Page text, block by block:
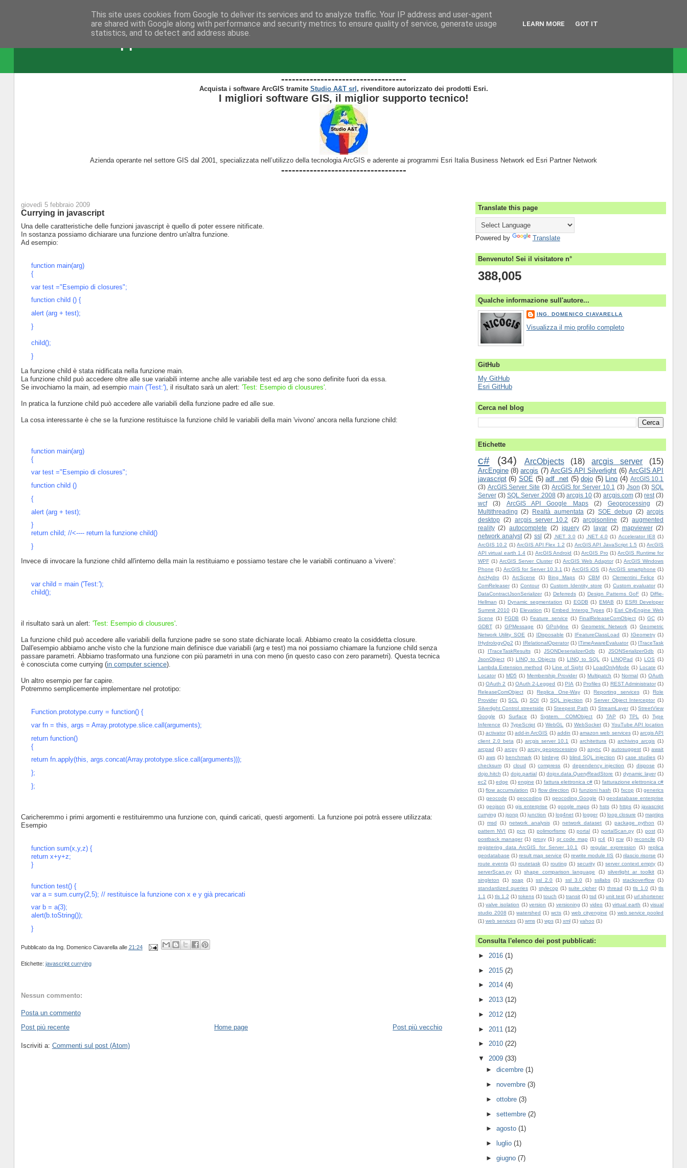
-----------------------------------
Acquista i software ArcGIS tramite Studio A&T srl, rivenditore autorizzato dei prodotti Esri.
I migliori software GIS, il miglior supporto tecnico!
Azienda operante nel settore GIS dal 2001, specializzata nell’utilizzo della tecnologia ArcGIS e aderente ai programmi Esri Italia Business Network ed Esri Partner Network
-----------------------------------
giovedì 5 febbraio 2009
Currying in javascript
Una delle caratteristiche delle funzioni javascript è quello di poter essere nitificate.
In sostanza possiamo dichiarare una funzione dentro un'altra funzione.
Ad esempio:
function main(arg)
{
var test ="Esempio di closures";
function child () {
alert (arg + test);
}
child();
}
La funzione child è stata nidificata nella funzione main.
La funzione child può accedere oltre alle sue variabili interne anche alle variabile test ed arg che sono definite fuori da essa.
Se invochiamo la main, ad esempio main ('Test:'), il risultato sarà un alert: 'Test: Esempio di clousures'.
In pratica la funzione child può accedere alle variabili della funzione padre ed alle sue.
La cosa interessante è che se la funzione restituisce la funzione child le variabili della main 'vivono' ancora nella funzione child:
function main(arg)
{
var test ="Esempio di closures";
function child ()
{
alert (arg + test);
}
return child; //<---- return la funzione child()
}
Invece di invocare la funzione child all'interno della main la restituiamo e possiamo testare che le variabili continuano a 'vivere':
var child = main ('Test:');
child();
il risultato sarà un alert: 'Test: Esempio di clousures'.
La funzione child può accedere alle variabili della funzione padre se sono state dichiarate locali. Abbiamo creato la cosiddetta closure.
Dall'esempio abbiamo anche visto che la funzione main definisce due variabili (arg e test) ma noi possiamo chiamare la funzione child senza
passare parametri. Abbiamo trasformato una funzione con più parametri in una con meno (in questo caso con zero parametri). Questa tecnica
è conosciuta come currying (in computer science).
Un altro esempio per far capire.
Potremmo semplicemente implementare nel prototipo:
Function.prototype.curry = function() {
var fn = this, args = Array.prototype.slice.call(arguments);
return function()
{
return fn.apply(this, args.concat(Array.prototype.slice.call(arguments)));
};
};
Caricheremmo i primi argomenti e restituiremmo una funzione con, quindi caricati, questi argomenti. La funzione poi potrà essere utilizzata:
Esempio
function sum(x,y,z) {
return x+y+z;
}
function test() {
var a = sum.curry(2,5); // restituisce la funzione con x e y già precaricati
var b = a(3);
alert(b.toString());
}
Pubblicato da Ing. Domenico Ciavarella alle 21:24
Etichette: javascript currying
Nessun commento:
Posta un commento
Post più recente
Post più vecchio
Home page
Iscriviti a: Commenti sul post (Atom)
Translate this page
Powered by Translate
Benvenuto! Sei il visitatore n°
388,005
Qualche informazione sull'autore...
ING. DOMENICO CIAVARELLA
Visualizza il mio profilo completo
GitHub
My GitHub
Esri GitHub
Cerca nel blog
Etichette
c# (34) ArcObjects (18) arcgis server (15)
ArcEngine (8) arcgis (7) ArcGIS API Silverlight (6) ArcGIS API
javascript (6) SOE (5) adf .net (5) dojo (5) Linq (4) ArcGIS 10.1
(3) ArcGIS Server Site (3) ArcGIS for Server 10.1 (3) Json (3) SQL
Server (3) SQL Server 2008 (3) arcgis 10 (3) arcgis.com (3) rest (3)
wcf
(3) ArcGIS API Google Maps (2) Geoprocessing
(2)
Multithreading (2) Realtà aumentata (2) SOE debug (2) arcgis
desktop (2) arcgis server 10.2 (2) arcgisonline (2) augmented
reality (2) autocomplete (2) jquery (2) layar (2) mapviewer (2)
network analyst (2) ssl (2) .NET 3.0 (1) .NET 4.0 (1) Accelerator IE8 (1)
ArcGIS 10.2 (1) ArcGIS API Flex 1.2 (1) ArcGIS API JavaScript 1.5 (1) ArcGIS
API virtual earth 1.4 (1) ArcGIS Android (1) ArcGIS Pro (1) ArcGIS Runtime for
WPF (1) ArcGIS Server Cluster (1) ArcGIS Web Adaptor (1) ArcGIS Windows
Phone (1) ArcGIS for Server 10.3.1 (1) ArcGIS iOS (1) ArcGIS smartphone (1)
ArcHydro
(1) ArcScene (1) Bing Maps (1) CBM (1) Clementini Felice
(1)
ComReleaser (1) Contour (1) Custom Identity store (1) Custom evaluator (1)
DataContractJsonSerializer (1) Deferreds (1) Design Patterns GoF (1) Diffie-
Hellman (1) Dynamic segmentation (1) EGDB (1) EMAB (1) ESRI Developer
Summit 2010 (1) Elevation (1) Embed Interop Types (1) Esri CityEngine Web
Scene (1) FGDB (1) Feature service (1) FinalReleaseComObject (1) GC (1)
GDBT (1) GPMessage (1) GPolyline (1) Geometric Network (1) Geometric
Network Utility SOE (1) IDisposable (1) IFeatureClassLoad (1) IGeometry (1)
IHydrologyOp2 (1) IRelationalOperator (1) ITimeAwareEvaluator (1) ITraceTask
(1)
ITraceTaskResults (1) JSONDeserializerGdb (1) JSONSerializerGdb
(1)
JsonObject (1) LINQ to Objects (1) LINQ to SQL (1) LINQPad (1) LOS (1)
Lambda Extension method (1) Line of Sight (1) LoadOnlyMode (1) Locate (1)
Locator (1) MD5 (1) Membership Provider (1) Multipatch (1) Normal (1) OAuth
(1) OAuth 2 (1) OAuth 2-Legged (1) PIA (1) Profiles (1) REST Administrator (1)
ReleaseComObject
(1) Replica One-Way (1) Reporting services (1)
Role
Provider (1) SCL (1) SOI (1) SQL injection (1) Server Object Interceptor (1)
Silverlight Control streetside (1) Steepest Path (1) StreamLayer (1) StreetView
Google
(1) Surface (1) System.__COMObject (1) TAP (1) TPL (1)
Type
Inference (1) TypeScript (1) WebGL (1) WebSocket (1) YouTube API location
(1) activator (1) add-in ArcGIS (1) addin (1) amazon web services (1) arcgis API
client 2.0 beta (1) arcgis server 10.1 (1) architettura (1) archiving arcgis (1)
arcpad (1) arcpy (1) arcpy geoprocessing (1) async (1) autosuggest (1) await
(1) aws (1) benchmark (1) birdeye (1) blind SQL injection (1) case studies (1)
checksum (1) cloud (1) compress (1) dependency injection (1) dispose (1)
dojo.hitch (1) dojo.partial (1) dojox.data.QueryReadStore (1) dynamic layer (1)
ec2 (1) edge (1) engine (1) fattura elettronica c# (1) fatturazione elettronica c#
(1) flow accumulation (1) flow direction (1) funzioni hash (1) fxcop (1) generics
(1) geocode (1) geocoding (1) geocoding Google (1) geodatabase enterprise
(1) geojson (1) gis enterprise (1) google maps (1) hsts (1) https (1) javascript
currying (1) jsonp (1) junction (1) log4net (1) logger (1) loop closure (1) maptips
(1) msd (1) network analysis (1) network dataset (1) package python
(1)
pattern NVI (1) pcn (1) polimorfismo (1) portal (1) portalScan.py (1) post (1)
postback manager (1) proxy (1) qr code map (1) rc4 (1) rcw (1) reconcile (1)
registering data ArcGIS for Server 10.1
(1) regular expression (1) replica
geodatabase (1) result map service (1) rewrite module IIS (1) rilascio risorse (1)
route events (1) routetask (1) routing (1) security (1) server context empty (1)
serverScan.py (1) shape comparison language (1) silverlight ar toolkit (1)
singleton
(1) soap (1) ssl 2.0 (1) ssl 3.0 (1) ssllabs (1) stackoverflow (1)
standardized queries (1) stylecop (1) suite cipher (1) thread (1) tls 1.0 (1) tls
1.1 (1) tls 1.2 (1) tokens (1) touch (1) transit (1) tsd (1) unit test (1) url shortener
(1) valve isolation (1) version (1) versioning (1) video (1) virtual earth (1) visual
studio 2008 (1) watershed (1) wcts (1) web cityengine (1) web service pooled
(1) web services (1) wms (1) wps (1) xml (1) yahoo (1)
Consulta l'elenco dei post pubblicati:
► 2016 (1)
► 2015 (2)
► 2014 (4)
► 2013 (12)
► 2012 (12)
► 2011 (12)
► 2010 (22)
▼ 2009 (33)
►dicembre(1)
►novembre(3)
►ottobre(3)
►settembre(2)
►agosto(1)
►
luglio(1)
►giugno(7)
This site uses cookies from Google to deliver its services and to analyze traffic. Your IP address and user-agent
are shared with Google along with performance and security metrics to ensure quality of service, generate usage
statistics, and to detect and address abuse.
LEARN MORE GOT IT